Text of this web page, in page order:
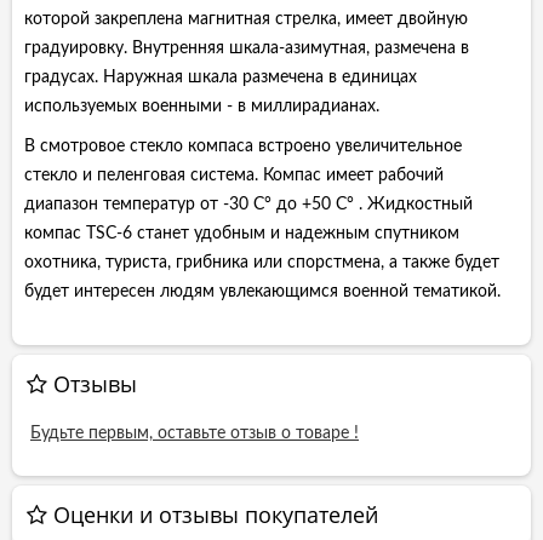
которой закреплена магнитная стрелка, имеет двойную
градуировку. Внутренняя шкала-азимутная, размечена в
градусах. Наружная шкала размечена в единицах
используемых военными - в миллирадианах.
В смотровое стекло компаса встроено увеличительное
стекло и пеленговая система. Компас имеет рабочий
диапазон температур от -30 С° до +50 С° . Жидкостный
компас TSC-6 станет удобным и надежным спутником
охотника, туриста, грибника или спорстмена, а также будет
будет интересен людям увлекающимся военной тематикой.
Отзывы
Будьте первым, оставьте отзыв о товаре !
Оценки и отзывы покупателей